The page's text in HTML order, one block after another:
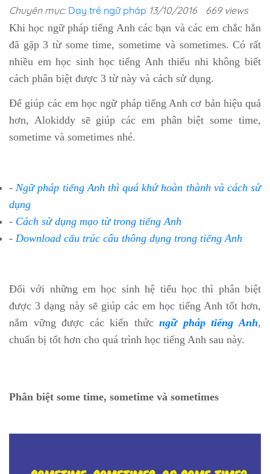
Chuyên mục: Dạy trẻ ngữ pháp 13/10/2016
669 views
Khi học ngữ pháp tiếng Anh các bạn và các em chắc hẳn
đã gặp 3 từ some time, sometime và sometimes. Có rất
nhiều em học sinh học tiếng Anh thiếu nhi không biết
cách phân biệt được 3 từ này và cách sử dụng.
Để giúp các em học ngữ pháp tiếng Anh cơ bản hiệu quả
hơn, Alokiddy sẽ giúp các em phân biệt some time,
sometime và sometimes nhé.
-Ngữ pháp tiếng Anh thì quá khứ hoàn thành và cách sử
dụng
- Cách sử dụng mạo từ trong tiếng Anh
- Download cấu trúc câu thông dụng trong tiếng Anh
Đối với những em học sinh hệ tiểu học thì phân biệt
được 3 dạng này sẽ giúp các em học tiếng Anh tốt hơn,
nắm vững được các kiến thứcngữ pháp tiếng Anh,
chuẩn bị tốt hơn cho quá trình học tiếng Anh sau này.
Phân biệt some time, sometime và sometimes